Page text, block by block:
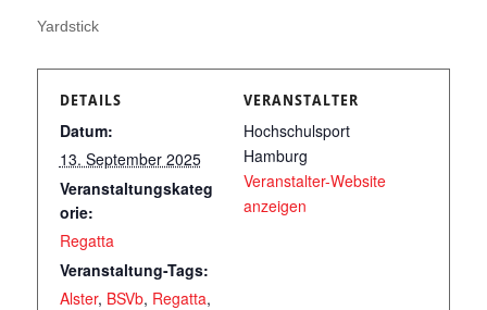
Yardstick
DETAILS
Datum:
13. September 2025
Veranstaltungskateg
orie:
Regatta
Veranstaltung-Tags:
Alster, BSVb, Regatta,
VERANSTALTER
Hochschulsport
Hamburg
Veranstalter-Website
anzeigen